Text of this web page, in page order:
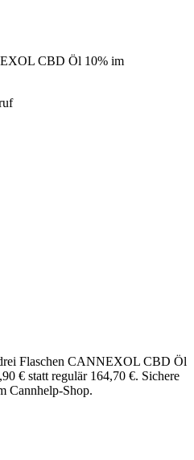
CBD Öl 10% im
Flaschen CANNEXOL CBD Öl
€ statt regulär 164,70 €. Sichere
Cannhelp-Shop.